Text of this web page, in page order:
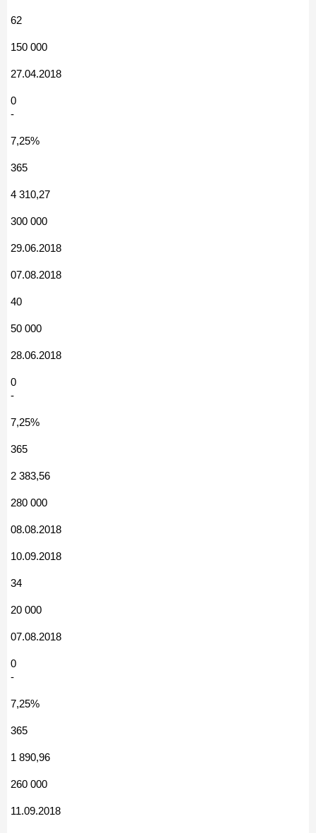
62
150 000
27.04.2018
0
-
7,25%
365
4 310,27
300 000
29.06.2018
07.08.2018
40
50 000
28.06.2018
0
-
7,25%
365
2 383,56
280 000
08.08.2018
10.09.2018
34
20 000
07.08.2018
0
-
7,25%
365
1 890,96
260 000
11.09.2018